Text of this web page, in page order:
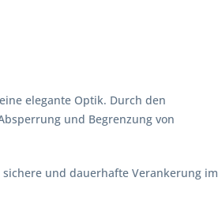
elegante Optik. Durch den
und Begrenzung von
und dauerhafte Verankerung im